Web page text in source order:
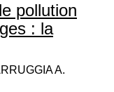
pollution
: la
A.